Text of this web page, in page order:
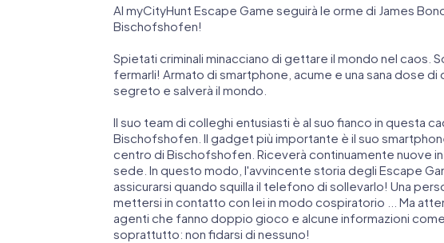
Al myCityHunt Escape Game seguirà le orme di James
Bischofshofen!
Spietati criminali minacciano di gettare il mondo nel caos.
fermarli! Armato di smartphone, acume e una sana dose
segreto e salverà il mondo.
Il suo team di colleghi entusiasti è al suo fianco in questa
Bischofshofen. Il gadget più importante è il suo
centro di Bischofshofen. Riceverà continuamente nuove
sede. In questo modo, l'avvincente storia degli Escape
assicurarsi quando squilla il telefono di sollevarlo! Una
mettersi in contatto con lei in modo cospiratorio ... Ma
agenti che fanno doppio gioco e alcune informazioni
soprattutto: non fidarsi di nessuno!